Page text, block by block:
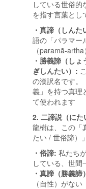
している世俗的
を指す言葉とし
・真諦（しん
語の「パラマー
（paramā-
・勝義諦（し
ぎしんたい）:
の漢訳名です。
義」を持つ真理
て使われます
2. 二諦説（に
龍樹は、この「
たい / 世俗諦）
・俗諦: 私たち
している、世間
・真諦（勝義諦
（自性）がな